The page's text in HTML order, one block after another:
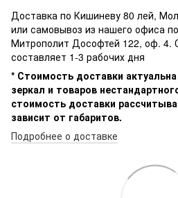
Доставка по Кишиневу 80 лей,
или самовывоз из нашего офиса
Митрополит Дософтей 122, оф. 4.
составляет 1-3 рабочих дня
* Стоимость доставки
зеркал и товаров
стоимость доставки
зависит от габаритов.
Подробнее о доставке